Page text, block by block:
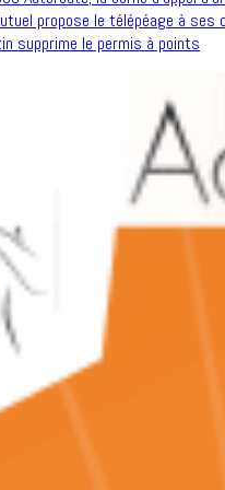
propose le télépéage à ses
supprime le permis à points